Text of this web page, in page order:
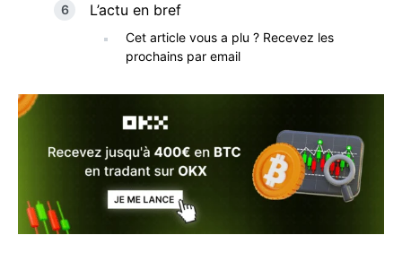
L’actu en bref
Cet article vous a plu ? Recevez les
prochains par email